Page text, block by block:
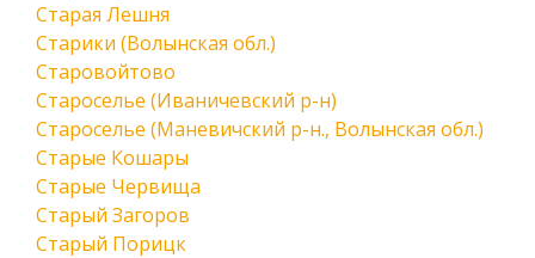
Старая Лешня
Старики (Волынская обл.)
Старовойтово
Староселье (Иваничевский р-н)
Староселье (Маневичский р-н., Волынская обл.)
Старые Кошары
Старые Червища
Старый Загоров
Старый Порицк